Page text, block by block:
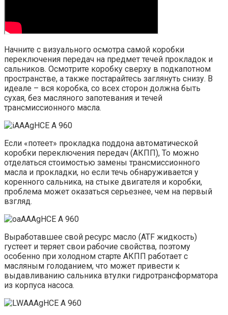
Начните с визуального осмотра самой коробки
переключения передач на предмет течей прокладок и
сальников. Осмотрите коробку сверху в подкапотном
пространстве, а также постарайтесь заглянуть снизу. В
идеале – вся коробка, со всех сторон должна быть
сухая, без масляного запотевания и течей
трансмиссионного масла.
Если «потеет» прокладка поддона автоматической
коробки переключения передач (АКПП), То можно
отделаться стоимостью замены трансмиссионного
масла и прокладки, но если течь обнаруживается у
коренного сальника, на стыке двигателя и коробки,
проблема может оказаться серьезнее, чем на первый
взгляд.
Выработавшее свой ресурс масло (ATF жидкость)
густеет и теряет свои рабочие свойства, поэтому
особенно при холодном старте АКПП работает с
масляным голоданием, что может привести к
выдавливанию сальника втулки гидротрансформатора
из корпуса насоса.